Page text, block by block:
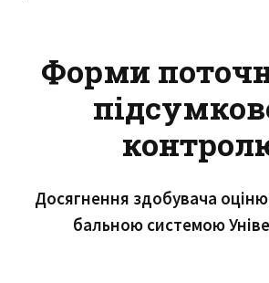
Форми
Досягнення здобувача
бальною системою